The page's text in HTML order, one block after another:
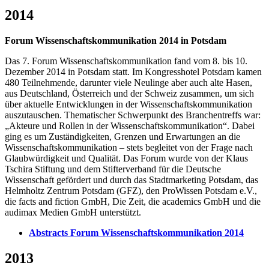
2014
Forum Wissenschaftskommunikation 2014 in Potsdam
Das 7. Forum Wissenschaftskommunikation fand vom 8. bis 10.
Dezember 2014 in Potsdam statt. Im Kongresshotel Potsdam kamen
480 Teilnehmende, darunter viele Neulinge aber auch alte Hasen,
aus Deutschland, Österreich und der Schweiz zusammen, um sich
über aktuelle Entwicklungen in der Wissenschaftskommunikation
auszutauschen. Thematischer Schwerpunkt des Branchentreffs war:
„Akteure und Rollen in der Wissenschaftskommunikation“. Dabei
ging es um Zuständigkeiten, Grenzen und Erwartungen an die
Wissenschaftskommunikation – stets begleitet von der Frage nach
Glaubwürdigkeit und Qualität. Das Forum wurde von der Klaus
Tschira Stiftung und dem Stifterverband für die Deutsche
Wissenschaft gefördert und durch das Stadtmarketing Potsdam, das
Helmholtz Zentrum Potsdam (GFZ), den ProWissen Potsdam e.V.,
die facts and fiction GmbH, Die Zeit, die academics GmbH und die
audimax Medien GmbH unterstützt.
Abstracts Forum Wissenschaftskommunikation 2014
2013